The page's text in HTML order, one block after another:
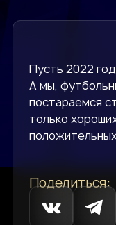
Пусть 2022
А мы,
постараемся
только
Поделиться: